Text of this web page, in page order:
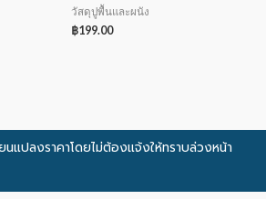
วัสดุปูพื้นและผนัง
฿199.00
นแปลงราคาโดยไม่ต้องแจ้งให้ทราบล่วงหน้า